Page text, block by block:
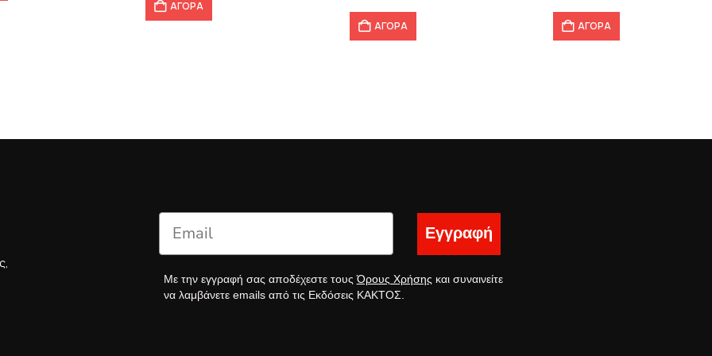
ΑΓΟΡΑ
ΑΓΟΡΑ ΑΓΟΡΑ
Εγγραφή
Με την εγγραφή σας αποδέχεστε τουςΌρους Χρήσης και συναινείτε
να λαμβάνετε emails από τις Εκδόσεις ΚΑΚΤΟΣ.